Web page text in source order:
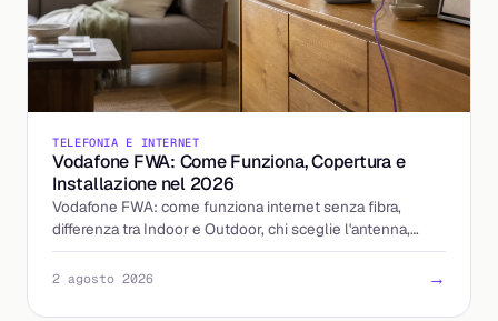
TELEFONIA E INTERNET
Vodafone FWA: Come Funziona, Copertura e
Installazione nel 2026
Vodafone FWA: come funziona internet senza fibra,
differenza tra Indoor e Outdoor, chi sceglie l'antenna,
tempi di installazione e costi aggiornati al 2026.
2 agosto 2026 →